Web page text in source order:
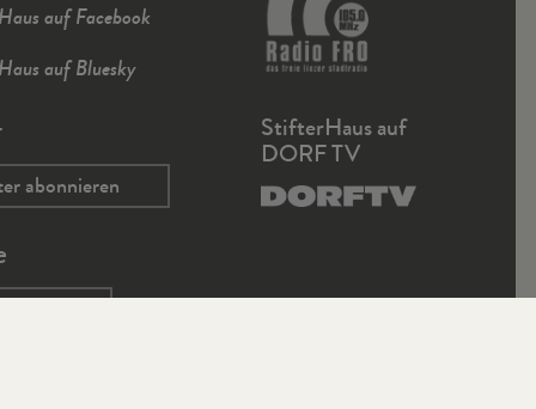
auf Facebook
auf Bluesky
abonnieren
StifterHaus auf
DORF TV